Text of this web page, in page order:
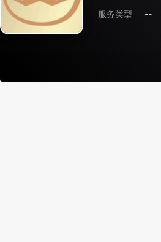
服务类型
--